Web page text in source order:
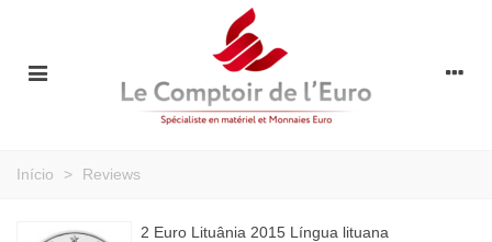
Início > Reviews
2 Euro Lituânia 2015 Língua lituana